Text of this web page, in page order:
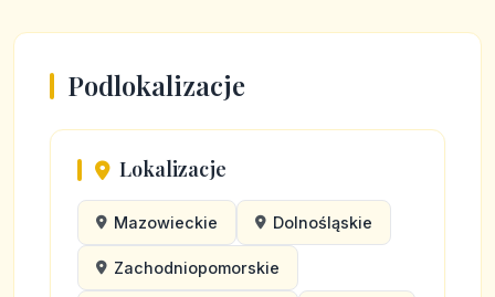
Podlokalizacje
Lokalizacje
Mazowieckie Dolnośląskie
Zachodniopomorskie